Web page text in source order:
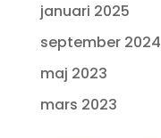
januari 2025
september 2024
maj 2023
mars 2023